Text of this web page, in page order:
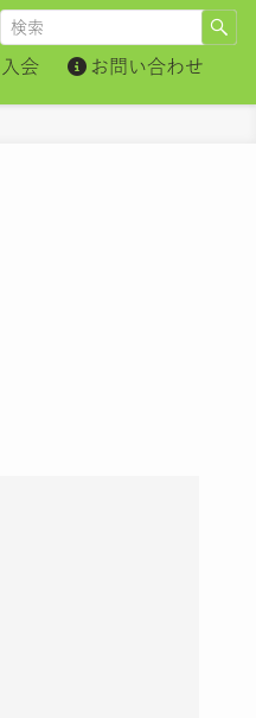
入会 お問い合わせ